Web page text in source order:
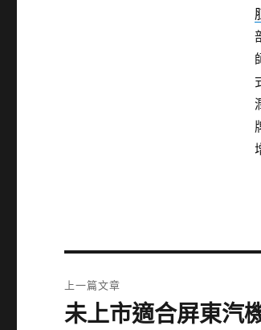
章
上一篇文章
上
未上市適合屏東汽